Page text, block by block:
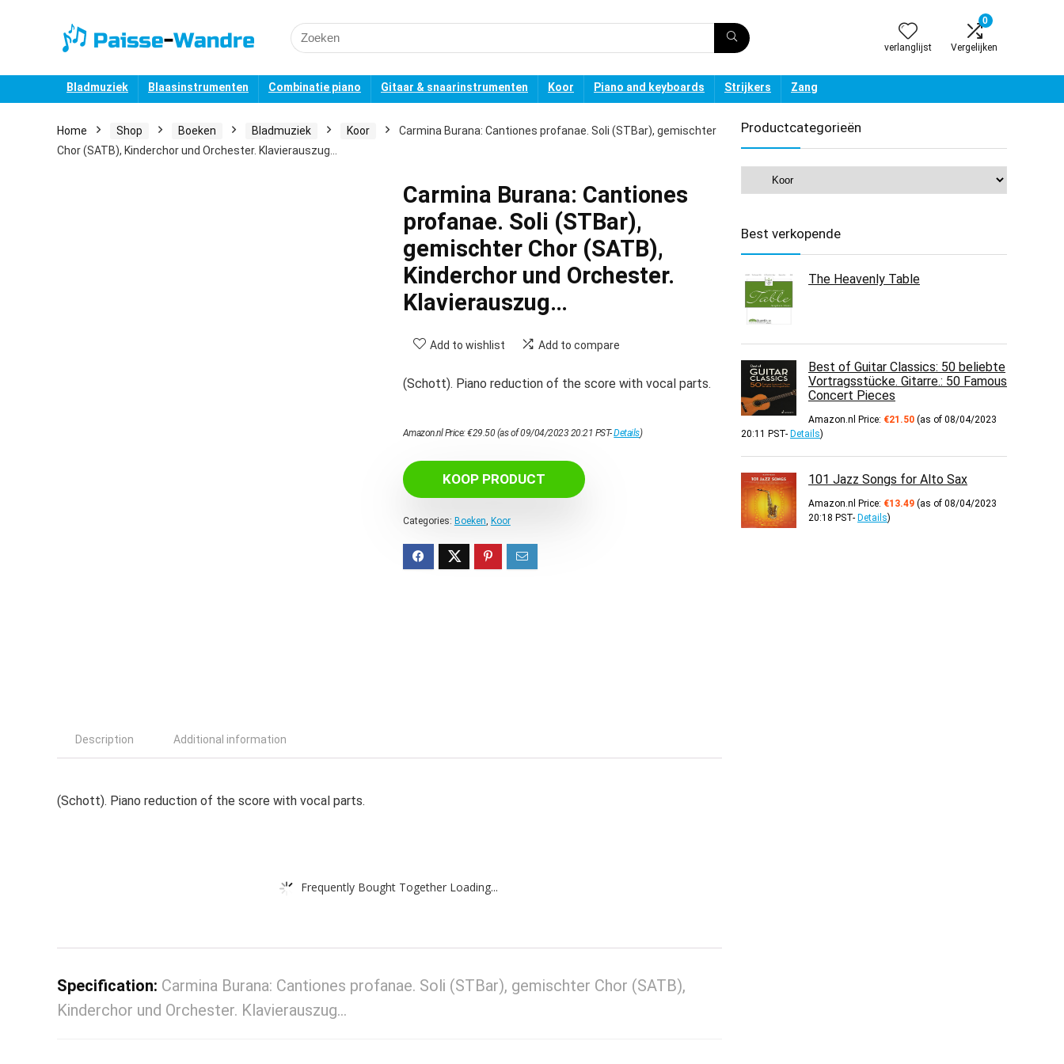
Search
for:
verlanglijst
0
Vergelijken
Bladmuziek Blaasinstrumenten Combinatie piano Gitaar & snaarinstrumenten Koor Piano and keyboards Strijkers Zang
Home Shop Boeken Bladmuziek Koor
Carmina Burana: Cantiones profanae. Soli (STBar), gemischter
Chor (SATB), Kinderchor und Orchester. Klavierauszug…
Carmina Burana: Cantiones
profanae. Soli (STBar),
gemischter Chor (SATB),
Kinderchor und Orchester.
Klavierauszug…
Add to wishlist Add to compare
(Schott). Piano reduction of the score with vocal parts.
Amazon.nl Price:€29.50(as of 09/04/2023 20:21 PST-Details)
KOOP PRODUCT
Categories: Boeken, Koor
Description Additional information
(Schott). Piano reduction of the score with vocal parts.
Frequently Bought Together Loading...
Specification: Carmina Burana: Cantiones profanae. Soli (STBar), gemischter Chor (SATB),
Kinderchor und Orchester. Klavierauszug…
Productcategorieën
Best verkopende
The Heavenly Table
Best of Guitar Classics: 50 beliebte
Vortragsstücke. Gitarre.: 50 Famous
Concert Pieces
Amazon.nl Price: €21.50 (as of 08/04/2023
20:11 PST- Details)
101 Jazz Songs for Alto Sax
Amazon.nl Price: €13.49 (as of 08/04/2023
20:18 PST- Details)